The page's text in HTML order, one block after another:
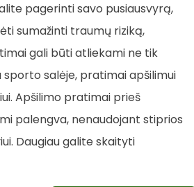
pagerinti savo pusiausvyrą,
sumažinti traumų riziką,
gali būti atliekami ne tik
salėje, pratimai apšilimui
Apšilimo pratimai prieš
palengva, nenaudojant stiprios
Daugiau galite skaityti